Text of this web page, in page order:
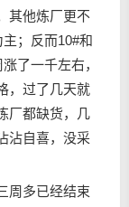
其他炼厂更不
；反而10#和
了一千左右，
，过了几天就
厂都缺货，几
沾自喜，没采
多已经结束